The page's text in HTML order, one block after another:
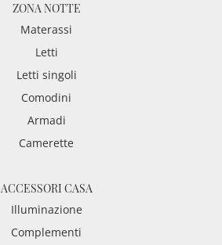
ZONA NOTTE
Materassi
Letti
Letti singoli
Comodini
Armadi
Camerette
ACCESSORI CASA
Illuminazione
Complementi